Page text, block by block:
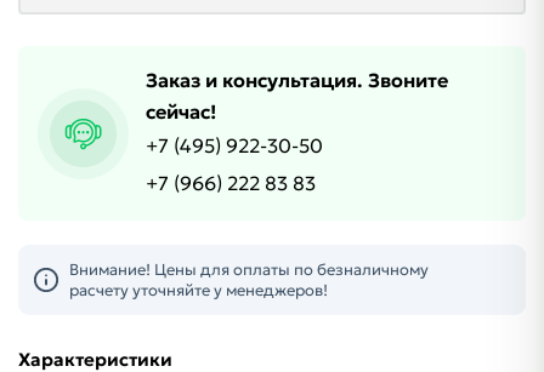
Заказ и консультация. Звоните
сейчас!
+7 (495) 922-30-50
+7 (966) 222 83 83
Внимание! Цены для оплаты по безналичному
расчету уточняйте у менеджеров!
Характеристики